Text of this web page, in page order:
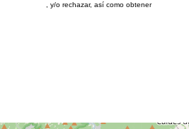
, y/o rechazar, así como obtener